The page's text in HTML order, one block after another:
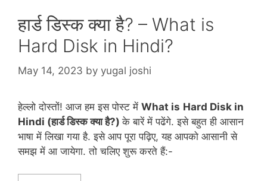
हार्ड डिस्क क्या है? – What is
Hard Disk in Hindi?
May 14, 2023 by yugal joshi
हेल्लो दोस्तों! आज हम इस पोस्ट में What is Hard Disk in
Hindi (हार्ड डिस्क क्या है?)के बारें में पढेंगे. इसे बहुत ही आसान
भाषा में लिखा गया है. इसे आप पूरा पढ़िए, यह आपको आसानी से
समझ में आ जायेगा. तो चलिए शुरू करते हैं:-